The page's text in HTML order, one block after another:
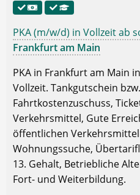
PKA (m/w/d) in Vollzeit ab
Frankfurt am Main
PKA in Frankfurt am Main
Vollzeit. Tankgutschein bzw.
Fahrtkostenzuschuss,
Verkehrsmittel, Gute
öffentlichen
Wohnungssuche,
13. Gehalt, Betriebliche
Fort- und Weiterbildung.